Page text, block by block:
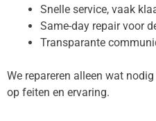
Snelle service, vaak
Same-day repair voor
Transparante
We repareren alleen wat
op feiten en ervaring.